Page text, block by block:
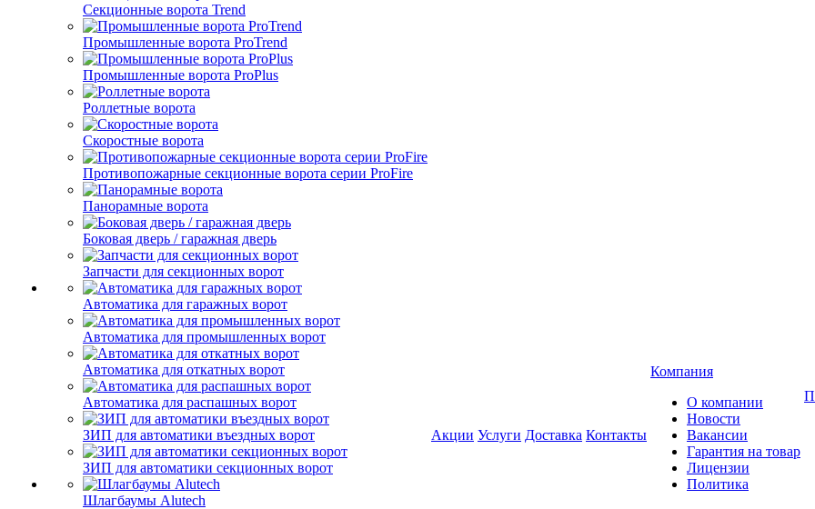
Секционные ворота Trend
Промышленные ворота ProTrend
Промышленные ворота ProPlus
Роллетные ворота
Скоростные ворота
Противопожарные секционные ворота серии ProFire
Панорамные ворота
Боковая дверь / гаражная дверь
Запчасти для секционных ворот
Автоматика для гаражных ворот
Автоматика для промышленных ворот
Автоматика для откатных ворот
Автоматика для распашных ворот
ЗИП для автоматики въездных ворот
ЗИП для автоматики секционных ворот
Шлагбаумы Alutech
Акции Услуги Доставка Контакты
Компания
О компании
Новости
Вакансии
Гарантия на товар
Лицензии
Политика